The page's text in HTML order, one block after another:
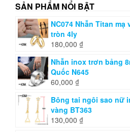
SẢN PHẨM NỔI BẬT
NC074 Nhẫn Titan
tròn 4ly
180,000 ₫
Nhẫn inox trơn bảng
Quốc N645
60,000 ₫
Bông tai ngôi sao nữ
vàng BT363
130,000 ₫